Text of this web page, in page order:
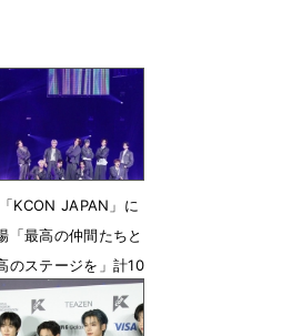
KCON JAPAN」に
「最高の仲間たちと
のステージを」計10
披露
5月9日 18時31分